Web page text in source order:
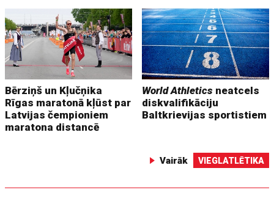
Bērziņš un Kļučņika
Rīgas maratonā kļūst par
Latvijas čempioniem
maratona distancē
World Athletics neatcels
diskvalifikāciju
Baltkrievijas sportistiem
Vairāk VIEGLATLĒTIKA